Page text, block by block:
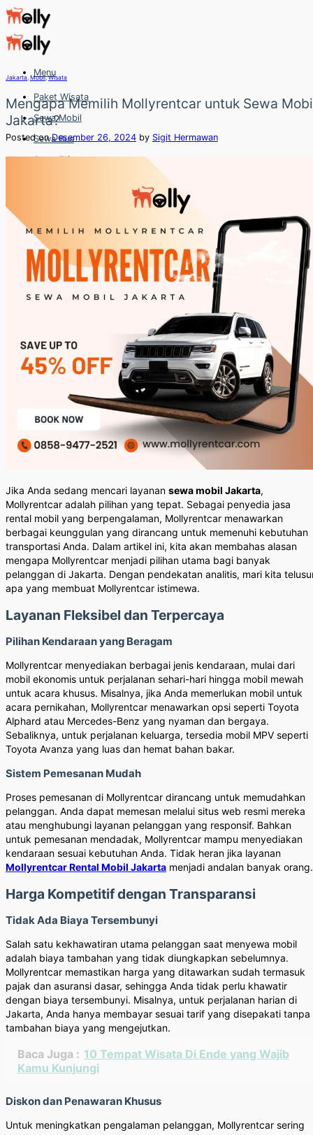
Skip
to
content
Menu
Paket Wisata
Sewa Mobil
Sewa Bus
Sewa Elf
Jakarta Mobil,Wisata
Mengapa Memilih Mollyrentcar untuk Sewa
Jakarta?
Posted onDesember 26, 2024 by Sigit Hermawan
Jika Anda sedang mencari layanan sewa mobil Jakarta,
Mollyrentcar adalah pilihan yang tepat. Sebagai penyedia jasa
rental mobil yang berpengalaman, Mollyrentcar menawarkan
berbagai keunggulan yang dirancang untuk memenuhi kebutuhan
transportasi Anda. Dalam artikel ini, kita akan membahas alasan
mengapa Mollyrentcar menjadi pilihan utama bagi banyak
pelanggan di Jakarta. Dengan pendekatan analitis, mari kita
apa yang membuat Mollyrentcar istimewa.
Layanan Fleksibel dan Terpercaya
Pilihan Kendaraan yang Beragam
Mollyrentcar menyediakan berbagai jenis kendaraan, mulai dari
mobil ekonomis untuk perjalanan sehari-hari hingga mobil mewah
untuk acara khusus. Misalnya, jika Anda memerlukan mobil untuk
acara pernikahan, Mollyrentcar menawarkan opsi seperti Toyota
Alphard atau Mercedes-Benz yang nyaman dan bergaya.
Sebaliknya, untuk perjalanan keluarga, tersedia mobil MPV seperti
Toyota Avanza yang luas dan hemat bahan bakar.
Sistem Pemesanan Mudah
Proses pemesanan di Mollyrentcar dirancang untuk memudahkan
pelanggan. Anda dapat memesan melalui situs web resmi mereka
atau menghubungi layanan pelanggan yang responsif. Bahkan
untuk pemesanan mendadak, Mollyrentcar mampu menyediakan
kendaraan sesuai kebutuhan Anda. Tidak heran jika layanan
Mollyrentcar Rental Mobil Jakarta menjadi andalan banyak orang.
Harga Kompetitif dengan Transparansi
Tidak Ada Biaya Tersembunyi
Salah satu kekhawatiran utama pelanggan saat menyewa mobil
adalah biaya tambahan yang tidak diungkapkan sebelumnya.
Mollyrentcar memastikan harga yang ditawarkan sudah termasuk
pajak dan asuransi dasar, sehingga Anda tidak perlu khawatir
dengan biaya tersembunyi. Misalnya, untuk perjalanan harian di
Jakarta, Anda hanya membayar sesuai tarif yang disepakati tanpa
tambahan biaya yang mengejutkan.
Baca Juga : 10 Tempat Wisata Di Ende yang Wajib
Kamu Kunjungi
Diskon dan Penawaran Khusus
Untuk meningkatkan pengalaman pelanggan, Mollyrentcar sering